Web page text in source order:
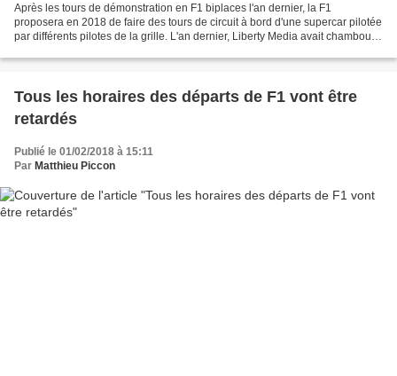
Après les tours de démonstration en F1 biplaces l'an dernier, la F1
proposera en 2018 de faire des tours de circuit à bord d'une supercar pilotée
par différents pilotes de la grille. L'an dernier, Liberty Media avait chamboulé
Tous les horaires des départs de F1 vont être
retardés
Publié le 01/02/2018 à 15:11
Par Matthieu Piccon